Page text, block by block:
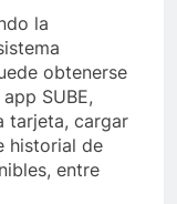
la
obtenerse
SUBE,
tarjeta, cargar
historial de
entre